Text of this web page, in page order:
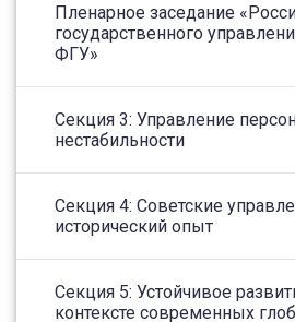
Пленарное заседание
государственного
ФГУ»
Секция 3: Управление
нестабильности
Секция 4: Советские
исторический опыт
Секция 5: Устойчивое
контексте современных